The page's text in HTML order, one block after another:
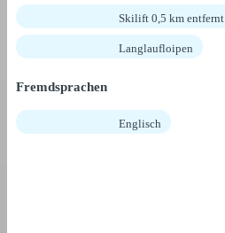
Skilift 0,5 km entfernt
Langlaufloipen
Fremdsprachen
Englisch